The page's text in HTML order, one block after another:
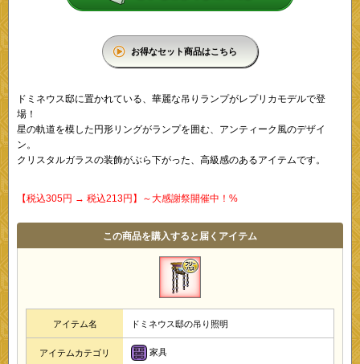
お得なセット商品はこちら
ドミネウス邸に置かれている、華麗な吊りランプがレプリカモデルで登
場！
星の軌道を模した円形リングがランプを囲む、アンティーク風のデザイ
ン。
クリスタルガラスの装飾がぶら下がった、高級感のあるアイテムです。
【税込305円 → 税込213円】～大感謝祭開催中！%
この商品を購入すると届くアイテム
アイテム名 ドミネウス邸の吊り照明
アイテムカテゴリ 家具